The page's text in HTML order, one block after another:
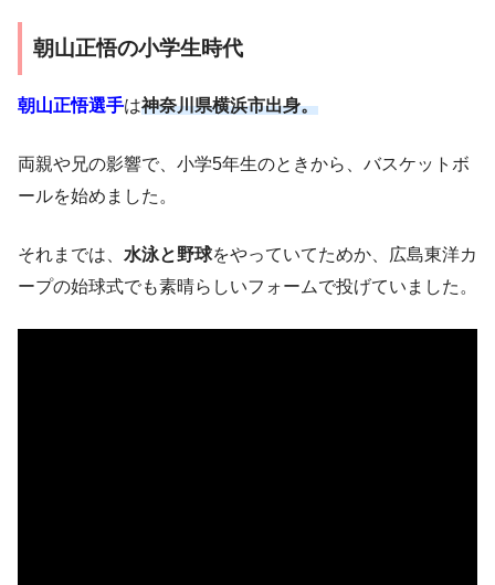
朝山正悟の小学生時代
朝山正悟選手は神奈川県横浜市出身。
両親や兄の影響で、小学5年生のときから、バスケットボ
ールを始めました。
それまでは、 水泳と野球をやっていてためか、広島東洋カ
ープの始球式でも素晴らしいフォームで投げていました。